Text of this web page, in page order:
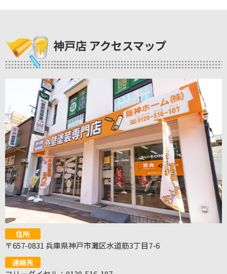
神戸店 アクセスマップ
住所
〒657-0831 兵庫県神戸市灘区水道筋3丁目7-6
連絡先